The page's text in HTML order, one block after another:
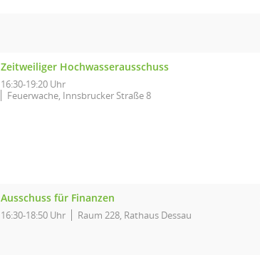
Zeitweiliger Hochwasserausschuss
16:30-19:20 Uhr
Feuerwache, Innsbrucker Straße 8
Ausschuss für Finanzen
16:30-18:50 Uhr Raum 228, Rathaus Dessau